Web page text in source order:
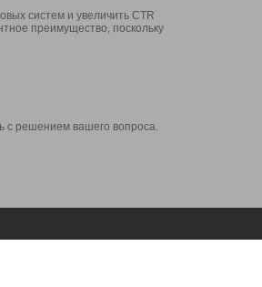
систем и увеличить CTR
преимущество, поскольку
с решением вашего вопроса.